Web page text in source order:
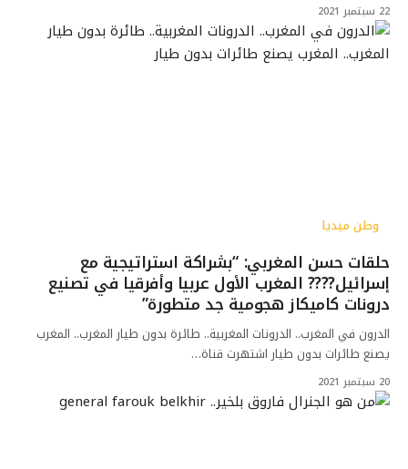
22 سبتمبر 2021
وطن ميديا
حلقات حسن المغربي: “بشراكة استراتيجية مع
إسرائيل???? المغرب الأول عربيا وأفرقيا في تصنيع
درونات كاميكاز هجومية جد متطورة”
الدرون في المغرب.. الدرونات المغربية.. طائرة بدون طيار المغرب.. المغرب
يصنع طائرات بدون طيار اشتهرت قناة…
20 سبتمبر 2021